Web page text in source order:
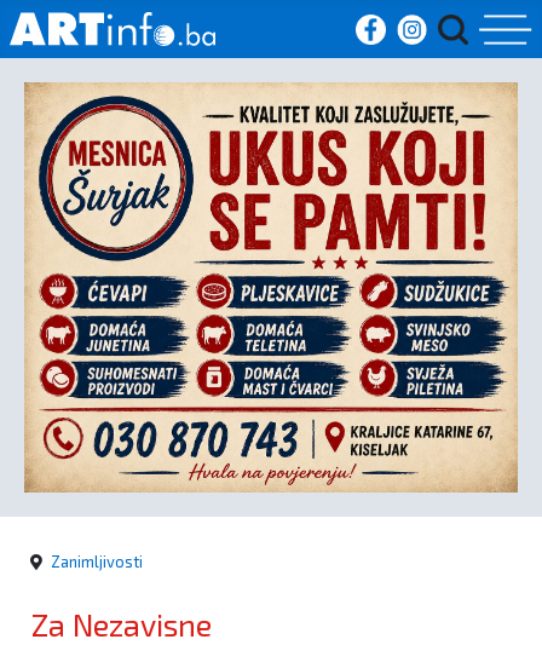
Početna
Vijesti
Sport
Kultura
Crna
kronika
Politika
Zanimljivosti
Za Nezavisne